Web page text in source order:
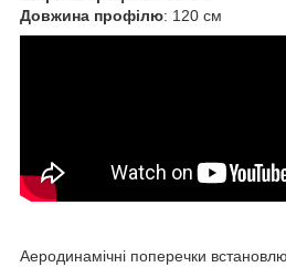
Довжина профілю: 120 см
Аеродинамічні поперечки